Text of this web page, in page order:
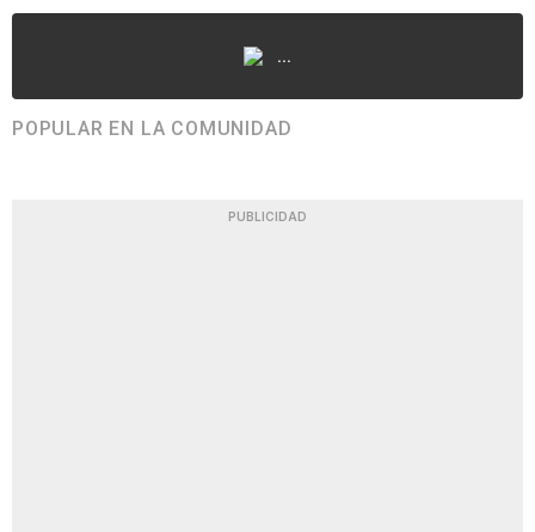
...
POPULAR EN LA COMUNIDAD
PUBLICIDAD